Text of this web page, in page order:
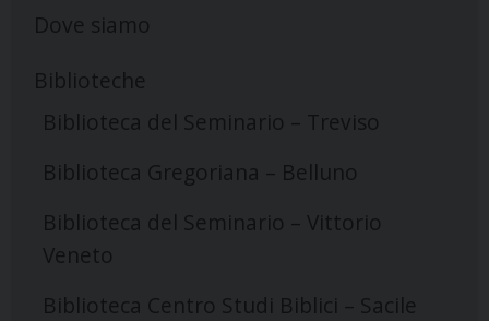
Dove siamo
Biblioteche
Biblioteca del Seminario – Treviso
Biblioteca Gregoriana – Belluno
Biblioteca del Seminario – Vittorio
Veneto
Biblioteca Centro Studi Biblici – Sacile